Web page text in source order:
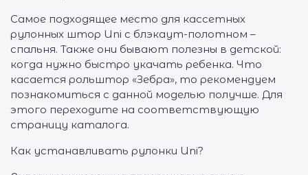
Самое подходящее место для кассетных
рулонных штор Uni с блэкаут-полотном –
спальня. Также они бывают полезны в детской:
когда нужно быстро укачать ребенка. Что
касается рольштор «Зебра», то рекомендуем
познакомиться с данной моделью получше. Для
этого переходите на соответствующую
страницу каталога.
Как устанавливать рулонки Uni?